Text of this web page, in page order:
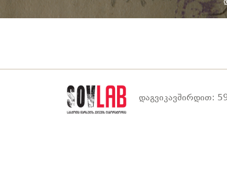
დაგვიკავშირდით: